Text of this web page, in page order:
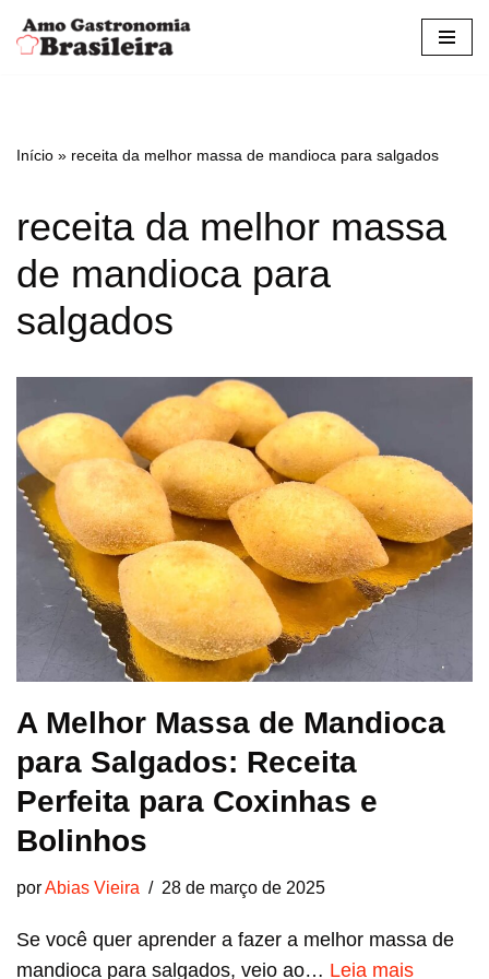
Pular
conteúdo
Início » receita da melhor massa de mandioca para salgados
receita da melhor massa
de mandioca para
salgados
A Melhor Massa de Mandioca
para Salgados: Receita
Perfeita para Coxinhas e
Bolinhos
porAbias Vieira 28 de março de 2025
Se você quer aprender a fazer a melhor massa de
mandioca para salgados, veio ao… Leia mais